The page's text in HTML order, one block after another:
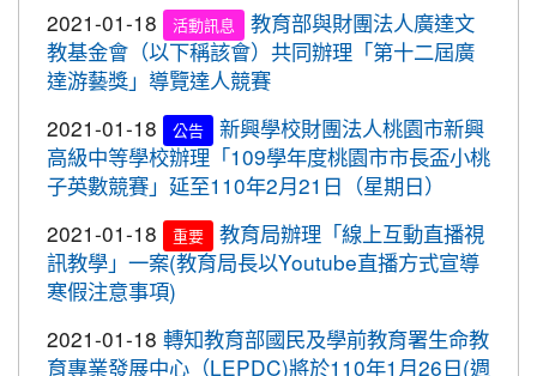
2020-09-09
重要
『109年國家防災日演習』地震速
報演練，臨震應變「趴下、掩護、穩住」
『Earthquake Disaster Drill』
2020-09-08
重要
車子在走，駕照要有。 交通部及
桃園市政府關心您！
2020-09-08
重要
停一下海闊天空，讓一下保百年
身。 交通部及桃園市政府關心您！
2020-09-08 重要
清晨夜晚穿亮衣，運動散步才放
心。 交通部與桃園市政府關心您！
全國溜冰錦標賽成績優異
2020-10-27 賀!
本校學生參加109年桃園市基層運
動選手訓練站羽球類區域性對抗賽成績優異
2020-10-21
賀!
恭喜本校六年六班花逸珊同學參加
「桃園市109學年度學生美術比賽」獲得繪畫類第三
名! 四年四班黃品憲同學獲得繪畫類佳作!
2020-10-05
賀!
本校學生參加109年新竹縣運動i台
灣社區羽球聯誼賽成績優異
2020-09-10 賀!
市長盃滑輪溜冰錦標賽暨109年全民運動會代表隊選
拔賽成績優異
2021-01-18
活動訊息
教育部與財團法人廣達文
教基金會（以下稱該會）共同辦理「第十二屆廣
達游藝獎」導覽達人競賽
2021-01-18
公告
新興學校財團法人桃園市新興
高級中等學校辦理「109學年度桃園市市長盃小桃
子英數競賽」延至110年2月21日（星期日）
2021-01-18
重要
教育局辦理「線上互動直播視
訊教學」一案(教育局長以Youtube直播方式宣導
寒假注意事項)
2021-01-18 轉知教育部國民及學前教育署生命教
育專業發展中心（LEPDC)將於110年1月26日(週